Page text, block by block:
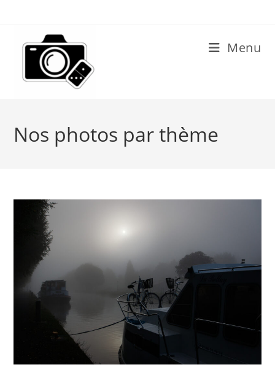
Menu
Nos photos par thème